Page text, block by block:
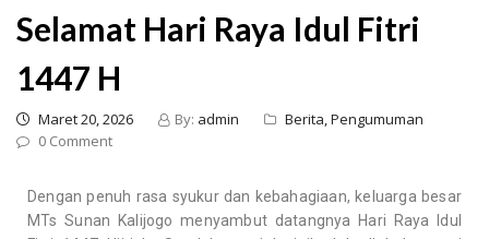
Selamat Hari Raya Idul Fitri
1447 H
Maret 20, 2026 By: admin Berita,Pengumuman
0 Comment
Dengan penuh rasa syukur dan kebahagiaan, keluarga besar
MTs Sunan Kalijogo menyambut datangnya Hari Raya Idul